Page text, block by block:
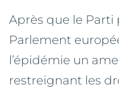
Après que le
Parlement
l’épidémie un
restreignant les